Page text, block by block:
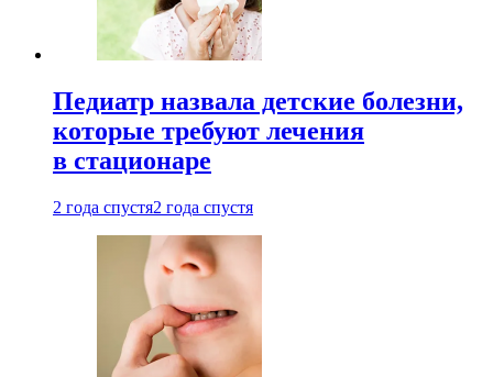
Педиатр назвала детские болезни,
которые требуют лечения
в стационаре
2 года спустя2 года спустя